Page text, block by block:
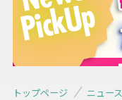
トップページ ニュース